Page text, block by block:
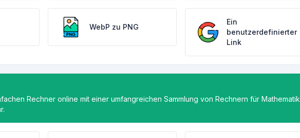
WebP zu PNG
Ein
benutzerdefinierter
Link
Rechner online mit einer umfangreichen Sammlung von Rechnern für